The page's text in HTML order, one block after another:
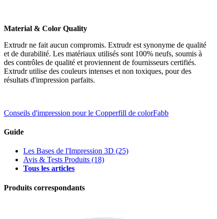
Material & Color Quality
Extrudr ne fait aucun compromis. Extrudr est synonyme de qualité
et de durabilité. Les matériaux utilisés sont 100% neufs, soumis à
des contrôles de qualité et proviennent de fournisseurs certifiés.
Extrudr utilise des couleurs intenses et non toxiques, pour des
résultats d'impression parfaits.
Conseils d'impression pour le Copperfill de colorFabb
Guide
Les Bases de l'Impression 3D (25)
Avis & Tests Produits (18)
Tous les articles
Produits correspondants